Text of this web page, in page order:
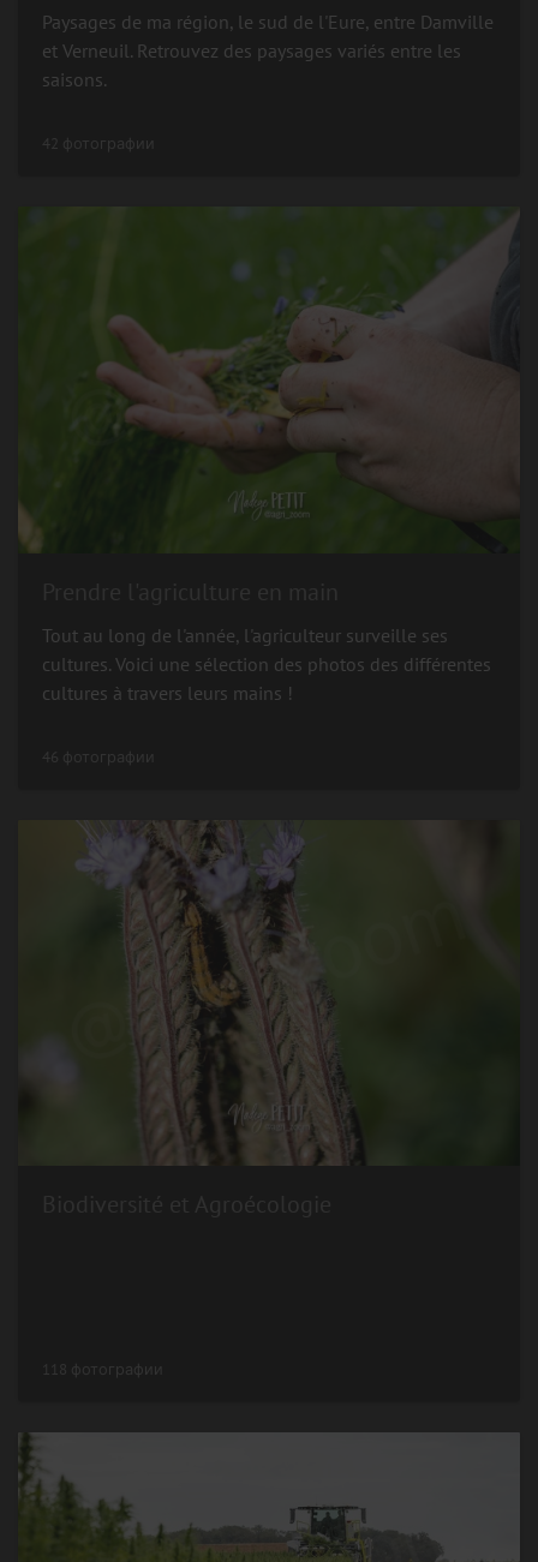
Paysages de ma région, le sud de l'Eure, entre Damville
et Verneuil. Retrouvez des paysages variés entre les
saisons.
42 фотографии
Tout au long de l'année, l'agriculteur surveille ses
cultures. Voici une sélection des photos des différentes
cultures à travers leurs mains !
46 фотографии
118 фотографии